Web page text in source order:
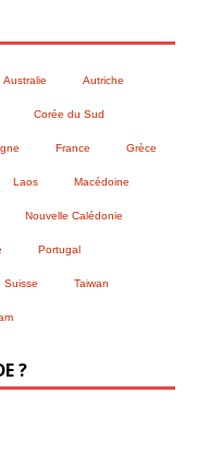
Australie Autriche
Corée du Sud
France Grèce
Laos Macédoine
Nouvelle Calédonie
Portugal
Suisse Taiwan
?